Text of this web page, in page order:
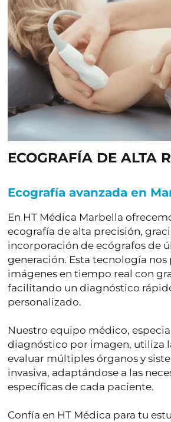
ECOGRAFÍA DE ALTA
Ecografía avanzada en
En HT Médica Marbella
ecografía de alta precisión,
incorporación de ecógrafos de
generación. Esta tecnología
imágenes en tiempo real con
facilitando un diagnóstico
personalizado.
Nuestro equipo médico,
diagnóstico por imagen, utiliza
evaluar múltiples órganos y
invasiva, adaptándose a las
específicas de cada paciente.
Confía en HT Médica para tu